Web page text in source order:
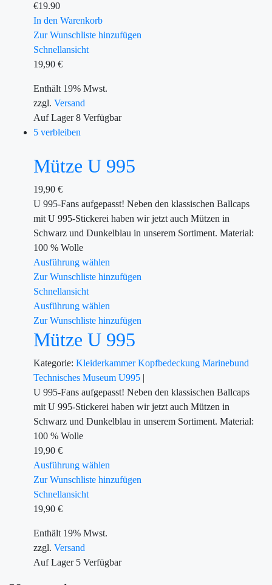
€19.90
In den Warenkorb
Zur Wunschliste hinzufügen
Schnellansicht
19,90 €
Enthält 19% Mwst.
zzgl. Versand
Auf Lager8 Verfügbar
5 verbleiben
Mütze U 995
19,90 €
U 995-Fans aufgepasst! Neben den klassischen Ballcaps
mit U 995-Stickerei haben wir jetzt auch Mützen in
Schwarz und Dunkelblau in unserem Sortiment. Material:
100 % Wolle
Ausführung wählen
Zur Wunschliste hinzufügen
Schnellansicht
Ausführung wählen
Zur Wunschliste hinzufügen
Mütze U 995
Kategorie: KleiderkammerKopfbedeckung Marinebund
Technisches Museum U995 |
U 995-Fans aufgepasst! Neben den klassischen Ballcaps
mit U 995-Stickerei haben wir jetzt auch Mützen in
Schwarz und Dunkelblau in unserem Sortiment. Material:
100 % Wolle
19,90 €
Ausführung wählen
Zur Wunschliste hinzufügen
Schnellansicht
19,90 €
Enthält 19% Mwst.
zzgl. Versand
Auf Lager5 Verfügbar